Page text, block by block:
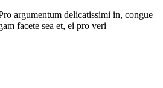
argumentum delicatissimi in, congue
facete sea et, ei pro veri